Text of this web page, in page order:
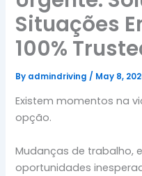
Situações
100%
By admindriving / May 8,
Existem momentos na
opção.
Mudanças de trabalho,
oportunidades